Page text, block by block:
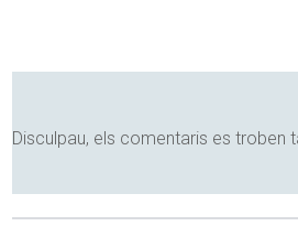
Disculpau, els comentaris es troben